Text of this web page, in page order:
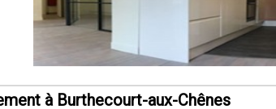
à Burthecourt-aux-Chênes